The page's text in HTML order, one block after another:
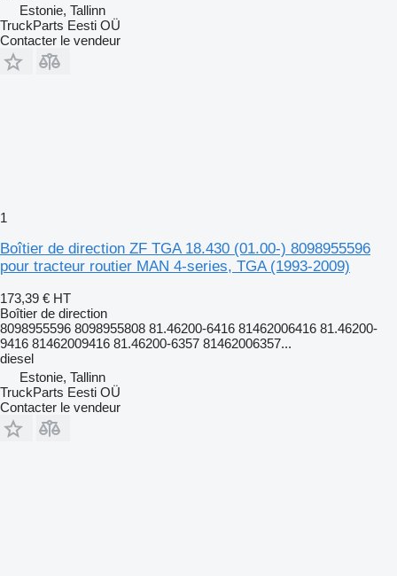
Estonie, Tallinn
TruckParts Eesti OÜ
Contacter le vendeur
1
Boîtier de direction ZF TGA 18.430 (01.00-) 8098955596
pour tracteur routier MAN 4-series, TGA (1993-2009)
173,39 € HT
Boîtier de direction
8098955596 8098955808 81.46200-6416 81462006416 81.46200-
9416 81462009416 81.46200-6357 81462006357...
diesel
Estonie, Tallinn
TruckParts Eesti OÜ
Contacter le vendeur